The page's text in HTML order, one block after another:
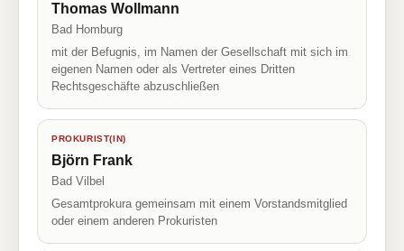
Thomas Wollmann
Bad Homburg
mit der Befugnis, im Namen der Gesellschaft mit sich im
eigenen Namen oder als Vertreter eines Dritten
Rechtsgeschäfte abzuschließen
PROKURIST(IN)
Björn Frank
Bad Vilbel
Gesamtprokura gemeinsam mit einem Vorstandsmitglied
oder einem anderen Prokuristen